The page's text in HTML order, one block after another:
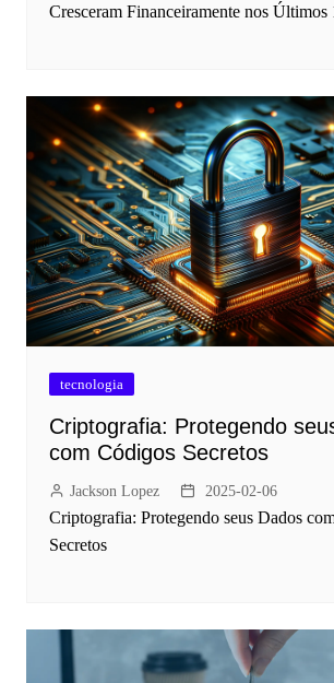
Cresceram Financeiramente nos Últimos
tecnologia
Criptografia: Protegendo
com Códigos Secretos
Jackson Lopez 2025-02-06
Criptografia: Protegendo seus Dados
Secretos